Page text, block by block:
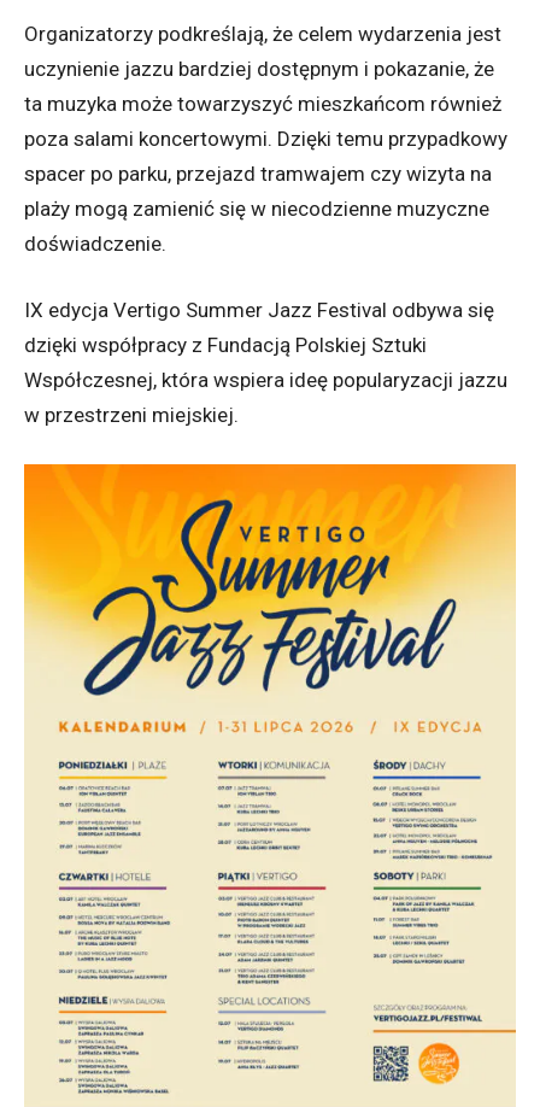
Organizatorzy podkreślają, że celem wydarzenia jest
uczynienie jazzu bardziej dostępnym i pokazanie, że
ta muzyka może towarzyszyć mieszkańcom również
poza salami koncertowymi. Dzięki temu przypadkowy
spacer po parku, przejazd tramwajem czy wizyta na
plaży mogą zamienić się w niecodzienne muzyczne
doświadczenie.
IX edycja Vertigo Summer Jazz Festival odbywa się
dzięki współpracy z Fundacją Polskiej Sztuki
Współczesnej, która wspiera ideę popularyzacji jazzu
w przestrzeni miejskiej.